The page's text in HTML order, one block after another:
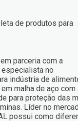
de produtos para
parceria com a
especialista no
indústria de
malha de aço com
para proteção das
Líder no
possui como